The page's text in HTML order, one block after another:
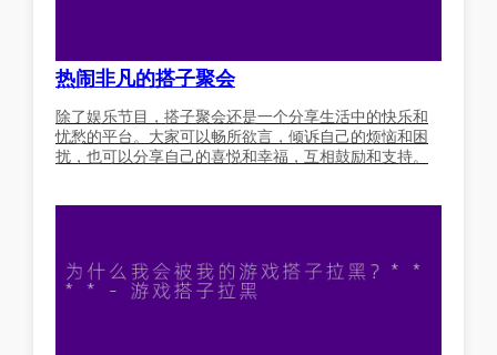
热闹非凡的搭子聚会
除了娱乐节目，搭子聚会还是一个分享生活中的快乐和
忧愁的平台。大家可以畅所欲言，倾诉自己的烦恼和困
扰，也可以分享自己的喜悦和幸福，互相鼓励和支持。